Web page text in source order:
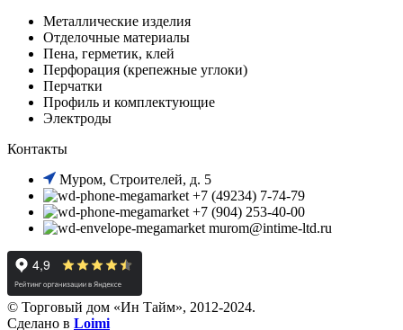
Металлические изделия
Отделочные материалы
Пена, герметик, клей
Перфорация (крепежные углоки)
Перчатки
Профиль и комплектующие
Электроды
Контакты
Муром, Строителей, д. 5
+7 (49234) 7-74-79
+7 (904) 253-40-00
murom@intime-ltd.ru
© Торговый дом «Ин Тайм», 2012-2024.
Сделано в Loimi